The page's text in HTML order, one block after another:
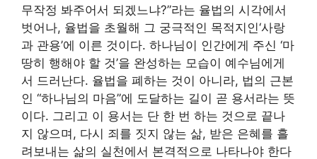
무작정 봐주어서 되겠느냐?”라는 율법의 시각에서
벗어나, 율법을 초월해 그 궁극적인 목적지인‘사랑
과 관용’에 이른 것이다. 하나님이 인간에게 주신 ‘마
땅히 행해야 할 것’을 완성하는 모습이 예수님에게
서 드러난다. 율법을 폐하는 것이 아니라, 법의 근본
인 “하나님의 마음”에 도달하는 길이 곧 용서라는 뜻
이다. 그리고 이 용서는 단 한 번 하는 것으로 끝나
지 않으며, 다시 죄를 짓지 않는 삶, 받은 은혜를 흘
려보내는 삶의 실천에서 본격적으로 나타나야 한다